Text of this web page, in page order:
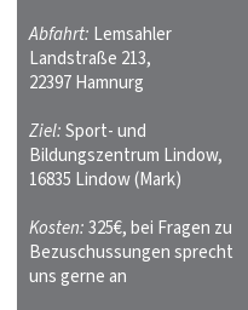
Abfahrt: Lemsahler
Landstraße 213,
22397 Hamnurg
Ziel:Sport- und
Bildungszentrum Lindow,
16835 Lindow (Mark)
Kosten:325€, bei Fragen zu
Bezuschussungen sprecht
uns gerne an